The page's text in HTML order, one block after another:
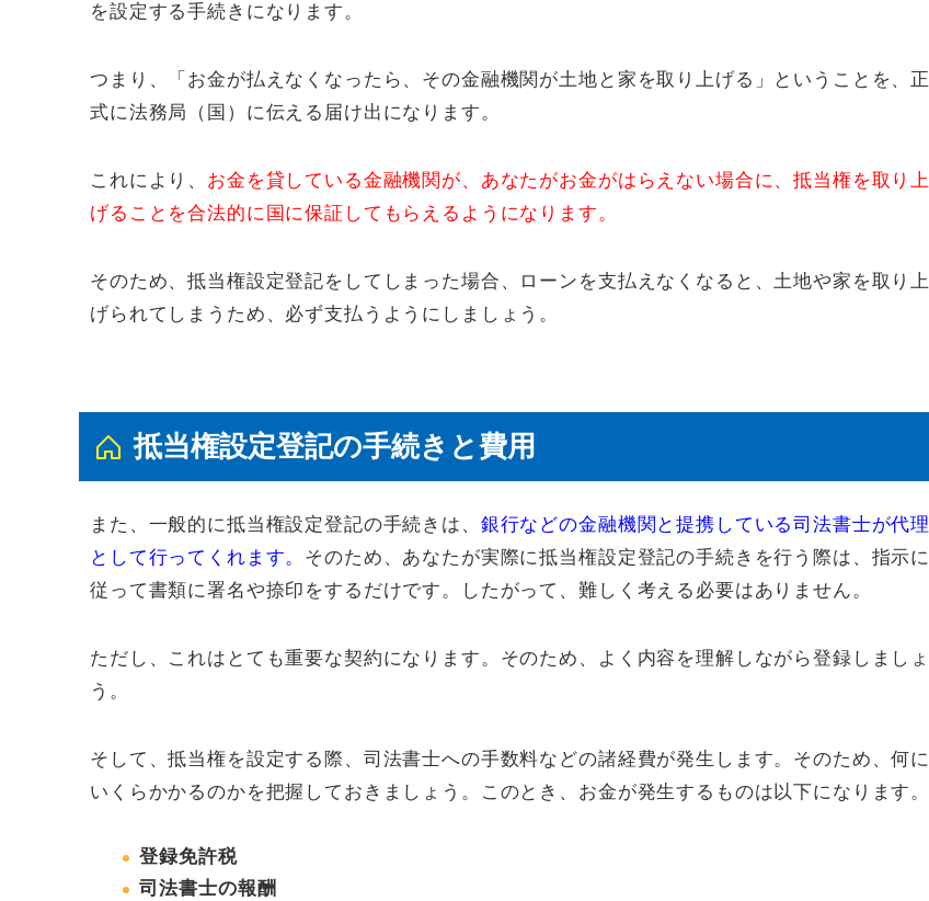
を設定する手続きになります。
つまり、「お金が払えなくなったら、その金融機関が土地と家を取り上げる」ということを、正
式に法務局（国）に伝える届け出になります。
これにより、 お金を貸している金融機関が、あなたがお金がはらえない場合に、抵当権を取り上
げることを合法的に国に保証してもらえるようになります。
そのため、抵当権設定登記をしてしまった場合、ローンを支払えなくなると、土地や家を取り上
げられてしまうため、必ず支払うようにしましょう。
抵当権設定登記の手続きと費用
また、一般的に抵当権設定登記の手続きは、 銀行などの金融機関と提携している司法書士が代理
として行ってくれます。 そのため、あなたが実際に抵当権設定登記の手続きを行う際は、指示に
従って書類に署名や捺印をするだけです。したがって、難しく考える必要はありません。
ただし、これはとても重要な契約になります。そのため、よく内容を理解しながら登録しましょ
う。
そして、抵当権を設定する際、司法書士への手数料などの諸経費が発生します。そのため、何に
いくらかかるのかを把握しておきましょう。このとき、お金が発生するものは以下になります。
登録免許税
司法書士の報酬